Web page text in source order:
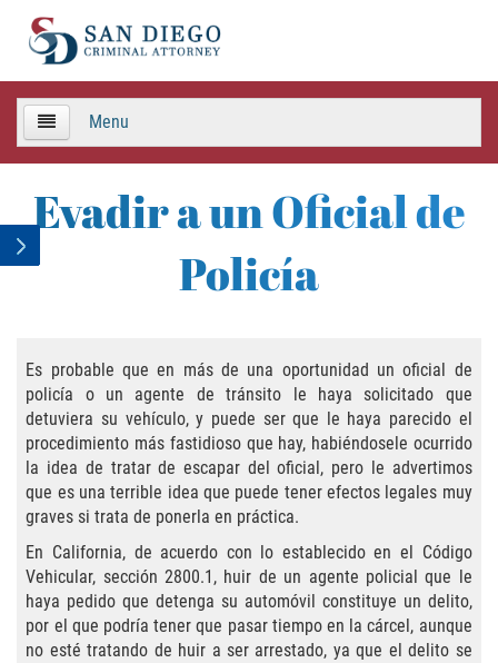
Menu
TEAM
Criminal Defense
Areas de Practica
Asalto y Agresión
Agresión Agravada
Agresión Contra un Agente del Orden
Público
Asalto Contra Un Funcionario Público
Evadir a un Oficial de
Policía
Es probable que en más de una oportunidad un oficial de
policía o un agente de tránsito le haya solicitado que
detuviera su vehículo, y puede ser que le haya parecido el
procedimiento más fastidioso que hay, habiéndosele ocurrido
la idea de tratar de escapar del oficial, pero le advertimos
que es una terrible idea que puede tener efectos legales muy
graves si trata de ponerla en práctica.
En California, de acuerdo con lo establecido en el Código
Vehicular, sección 2800.1, huir de un agente policial que le
haya pedido que detenga su automóvil constituye un delito,
por el que podría tener que pasar tiempo en la cárcel, aunque
no esté tratando de huir a ser arrestado, ya que el delito se